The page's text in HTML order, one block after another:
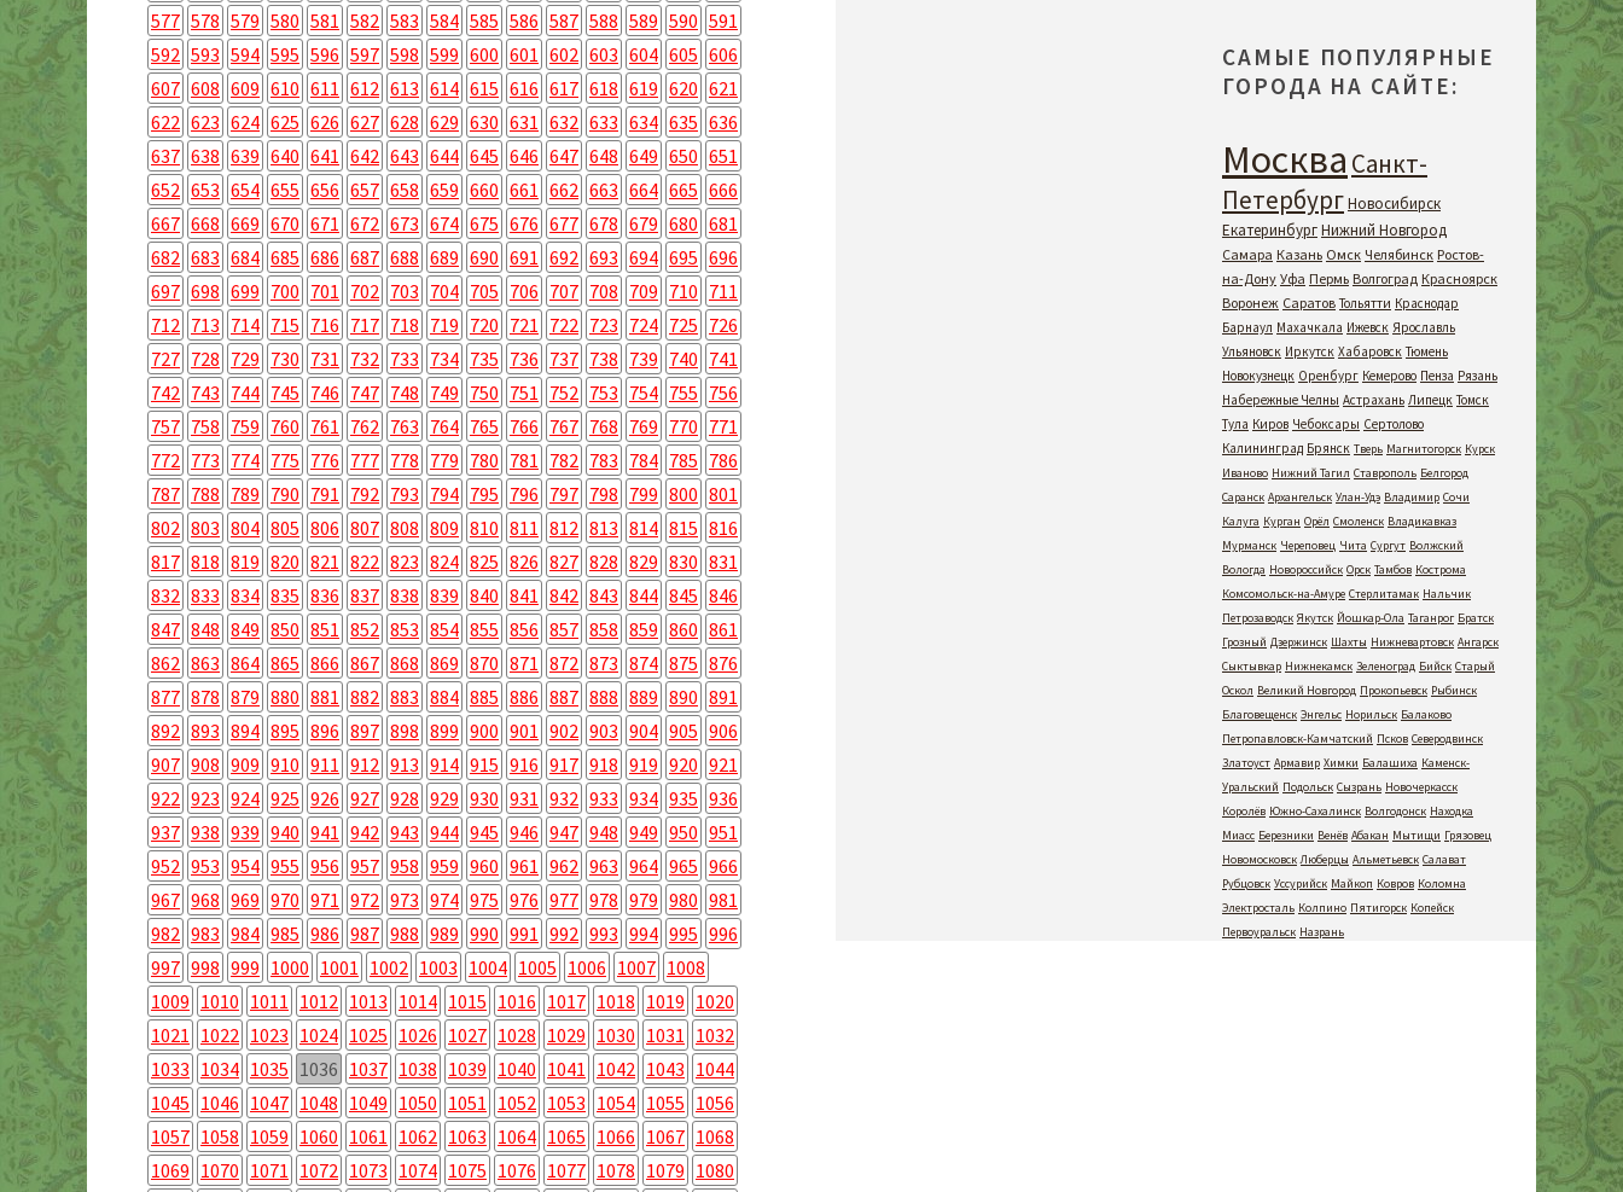
577 578 579 580 581 582 583 584 585 586 587 588 589 590 591
592 593 594 595 596 597 598 599 600 601 602 603 604 605 606
607 608 609 610 611 612 613 614 615 616 617 618 619 620 621
622 623 624 625 626 627 628 629 630 631 632 633 634 635 636
637 638 639 640 641 642 643 644 645 646 647 648 649 650 651
652 653 654 655 656 657 658 659 660 661 662 663 664 665 666
667 668 669 670 671 672 673 674 675 676 677 678 679 680 681
682 683 684 685 686 687 688 689 690 691 692 693 694 695 696
697 698 699 700 701 702 703 704 705 706 707 708 709 710 711
712 713 714 715 716 717 718 719 720 721 722 723 724 725 726
727 728 729 730 731 732 733 734 735 736 737 738 739 740 741
742 743 744 745 746 747 748 749 750 751 752 753 754 755 756
757 758 759 760 761 762 763 764 765 766 767 768 769 770 771
772 773 774 775 776 777 778 779 780 781 782 783 784 785 786
787 788 789 790 791 792 793 794 795 796 797 798 799 800 801
802 803 804 805 806 807 808 809 810 811 812 813 814 815 816
817 818 819 820 821 822 823 824 825 826 827 828 829 830 831
832 833 834 835 836 837 838 839 840 841 842 843 844 845 846
847 848 849 850 851 852 853 854 855 856 857 858 859 860 861
862 863 864 865 866 867 868 869 870 871 872 873 874 875 876
877 878 879 880 881 882 883 884 885 886 887 888 889 890 891
892 893 894 895 896 897 898 899 900 901 902 903 904 905 906
907 908 909 910 911 912 913 914 915 916 917 918 919 920 921
922 923 924 925 926 927 928 929 930 931 932 933 934 935 936
937 938 939 940 941 942 943 944 945 946 947 948 949 950 951
952 953 954 955 956 957 958 959 960 961 962 963 964 965 966
967 968 969 970 971 972 973 974 975 976 977 978 979 980 981
982 983 984 985 986 987 988 989 990 991 992 993 994 995 996
997 998 999 1000 1001 1002 1003 1004 1005 1006 1007 1008
1009 1010 1011 1012 1013 1014 1015 1016 1017 1018 1019 1020
1021 1022 1023 1024 1025 1026 1027 1028 1029 1030 1031 1032
1033 1034 1035 1036 1037 1038 1039 1040 1041 1042 1043 1044
1045 1046 1047 1048 1049 1050 1051 1052 1053 1054 1055 1056
1057 1058 1059 1060 1061 1062 1063 1064 1065 1066 1067 1068
1069 1070 1071 1072 1073 1074 1075 1076 1077 1078 1079 1080
САМЫЕ ПОПУЛЯРНЫЕ
ГОРОДА НА САЙТЕ:
Москва Санкт-
ПетербургНовосибирск
ЕкатеринбургНижний Новгород
Самара Казань Омск Челябинск Ростов-
на-Дону Уфа Пермь Волгоград Красноярск
Воронеж Саратов Тольятти Краснодар
Барнаул Махачкала Ижевск Ярославль
Ульяновск Иркутск Хабаровск Тюмень
Новокузнецк Оренбург Кемерово Пенза Рязань
Набережные Челны Астрахань Липецк Томск
Тула Киров Чебоксары Сертолово
Калининград Брянск Тверь Магнитогорск Курск
Иваново Нижний Тагил Ставрополь Белгород
Саранск Архангельск Улан-Удэ Владимир Сочи
Калуга Курган Орёл Смоленск Владикавказ
Мурманск Череповец Чита Сургут Волжский
Вологда Новороссийск Орск Тамбов Кострома
Комсомольск-на-Амуре Стерлитамак Нальчик
Петрозаводск Якутск Йошкар-Ола Таганрог Братск
Грозный Дзержинск Шахты Нижневартовск Ангарск
Сыктывкар Нижнекамск Зеленоград Бийск Старый
Оскол Великий Новгород Прокопьевск Рыбинск
Благовещенск Энгельс Норильск Балаково
Петропавловск-Камчатский Псков Северодвинск
Златоуст Армавир Химки Балашиха Каменск-
Уральский Подольск Сызрань Новочеркасск
Королёв Южно-Сахалинск Волгодонск Находка
Миасс Березники Венёв Абакан Мытищи Грязовец
Новомосковск Люберцы Альметьевск Салават
Рубцовск Уссурийск Майкоп Ковров Коломна
Электросталь Колпино Пятигорск Копейск
Первоуральск Назрань